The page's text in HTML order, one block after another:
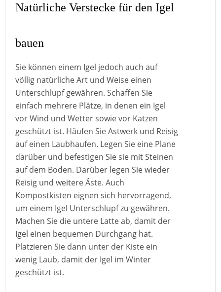
Natürliche Verstecke für den Igel
bauen
Sie können einem Igel jedoch auch auf
völlig natürliche Art und Weise einen
Unterschlupf gewähren. Schaffen Sie
einfach mehrere Plätze, in denen ein Igel
vor Wind und Wetter sowie vor Katzen
geschützt ist. Häufen Sie Astwerk und Reisig
auf einen Laubhaufen. Legen Sie eine Plane
darüber und befestigen Sie sie mit Steinen
auf dem Boden. Darüber legen Sie wieder
Reisig und weitere Äste. Auch
Kompostkisten eignen sich hervorragend,
um einem Igel Unterschlupf zu gewähren.
Machen Sie die untere Latte ab, damit der
Igel einen bequemen Durchgang hat.
Platzieren Sie dann unter der Kiste ein
wenig Laub, damit der Igel im Winter
geschützt ist.